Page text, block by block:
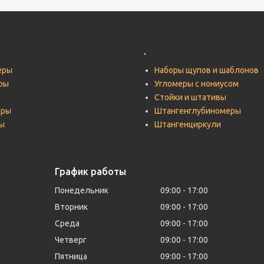
.
Наборы щупов и шаблонов
Угломеры с нониусом
Стойки и штативы
Штангенглубиномеры
Штангенциркули
График работы
Понедельник 09:00
17:00
Вторник
09:00
17:00
Среда
09:00
17:00
Четверг
09:00
17:00
Пятница
09:00 17:00